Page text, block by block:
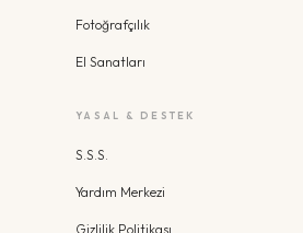
Fotoğrafçılık
El Sanatları
YASAL & DESTEK
S.S.S.
Yardım Merkezi
Gizlilik Politikası